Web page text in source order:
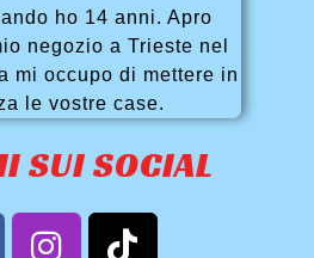
ho 14 anni. Apro
negozio a Trieste nel
mi occupo di mettere in
le vostre case.
SUI SOCIAL